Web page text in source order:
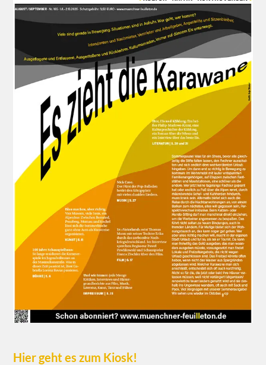
Hier geht es zum Kiosk!